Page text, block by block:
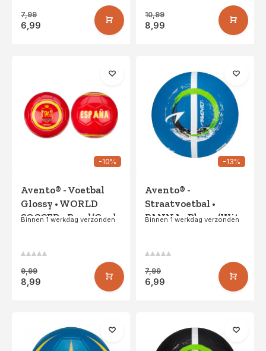
7,99
6,99
10,99
8,99
-10%
Avento® - Voetbal
Glossy • WORLD
SOCCER • Rood/Geel
Binnen 1 werkdag verzonden
9,99
8,99
-13%
Avento® -
Straatvoetbal •
PANNA • Blauw/Wit
Binnen 1 werkdag verzonden
7,99
6,99